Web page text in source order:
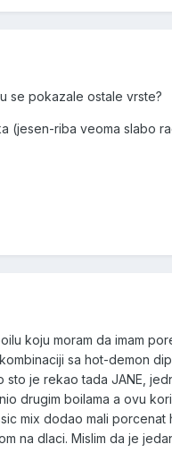
se pokazale ostale vrste?
(jesen-riba veoma slabo
koju moram da imam
sa hot-demon
je rekao tada JANE,
drugim boilama a ovu
mix dodao mali
na dlaci. Mislim da je